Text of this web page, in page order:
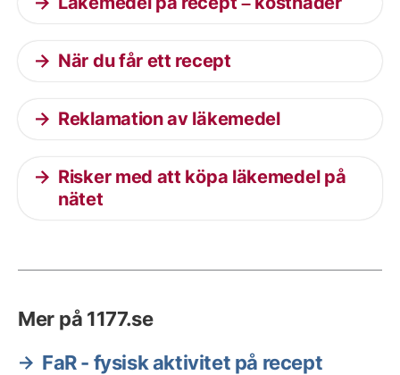
När du får ett recept
Reklamation av läkemedel
Risker med att köpa läkemedel på
nätet
Mer på 1177.se
FaR - fysisk aktivitet på recept